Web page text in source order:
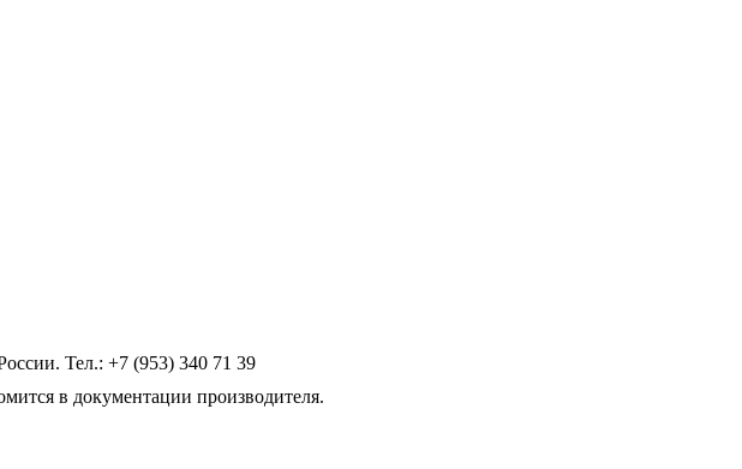
Тел.: +7 (953) 340 71 39
в документации производителя.